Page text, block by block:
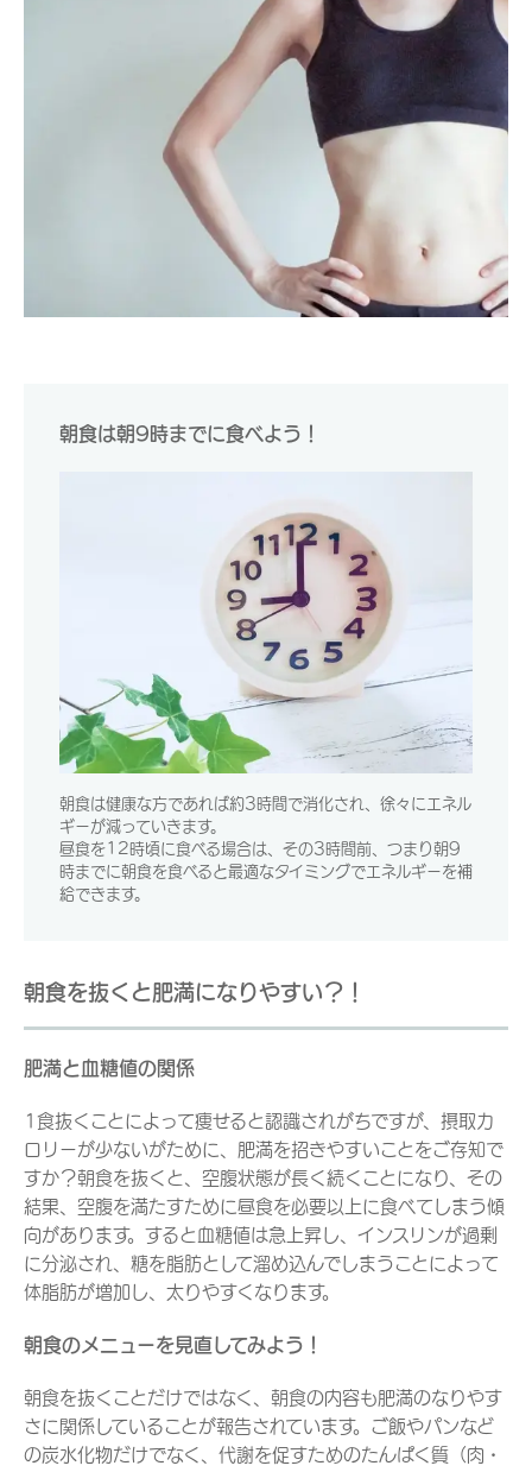
朝食は朝9時までに食べよう！
朝食は健康な方であれば約3時間で消化され、徐々にエネル
ギーが減っていきます。
昼食を12時頃に食べる場合は、その3時間前、つまり朝9
時までに朝食を食べると最適なタイミングでエネルギーを補
給できます。
朝食を抜くと肥満になりやすい？！
肥満と血糖値の関係
1食抜くことによって痩せると認識されがちですが、摂取カ
ロリーが少ないがために、肥満を招きやすいことをご存知で
すか？朝食を抜くと、空腹状態が長く続くことになり、その
結果、空腹を満たすために昼食を必要以上に食べてしまう傾
向があります。すると血糖値は急上昇し、インスリンが過剰
に分泌され、糖を脂肪として溜め込んでしまうことによって
体脂肪が増加し、太りやすくなります。
朝食のメニューを見直してみよう！
朝食を抜くことだけではなく、朝食の内容も肥満のなりやす
さに関係していることが報告されています。ご飯やパンなど
の炭水化物だけでなく、代謝を促すためのたんぱく質（肉・